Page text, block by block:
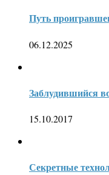
Путь
06.12.2025
Заблудившийся
15.10.2017
Секретные